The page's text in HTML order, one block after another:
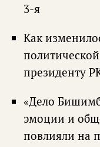
3-я
Как
президенту
«Дело
эмоции и
повлияли на